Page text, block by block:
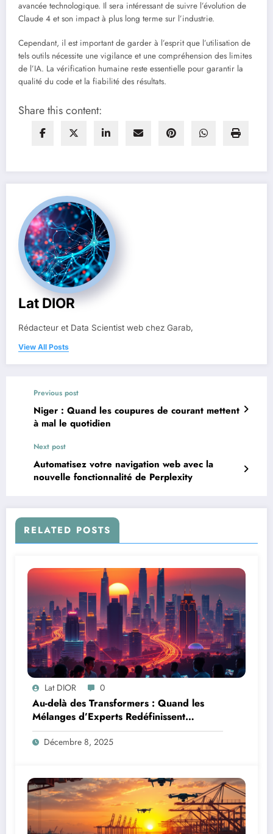
avancée technologique. Il sera intéressant de suivre l’évolution de
Claude 4 et son impact à plus long terme sur l’industrie.
Cependant, il est important de garder à l’esprit que l’utilisation de
tels outils nécessite une vigilance et une compréhension des limites
de l’IA. La vérification humaine reste essentielle pour garantir la
qualité du code et la fiabilité des résultats.
Share this content:
Lat DIOR
Rédacteur et Data Scientist web chez Garab,
View All Posts
Previous post
Niger : Quand les coupures de courant mettent
à mal le quotidien
Next post
Automatisez votre navigation web avec la
nouvelle fonctionnalité de Perplexity
RELATED POSTS
Lat DIOR 0
Au-delà des Transformers : Quand les
Mélanges d’Experts Redéfinissent
l’Efficacité de l’IA
Décembre 8, 2025